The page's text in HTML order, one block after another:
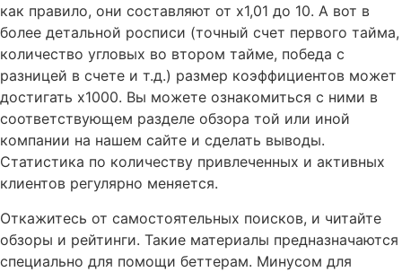
как правило, они составляют от х1,01 до 10. А вот в
более детальной росписи (точный счет первого тайма,
количество угловых во втором тайме, победа с
разницей в счете и т.д.) размер коэффициентов может
достигать х1000. Вы можете ознакомиться с ними в
соответствующем разделе обзора той или иной
компании на нашем сайте и сделать выводы.
Статистика по количеству привлеченных и активных
клиентов регулярно меняется.
Откажитесь от самостоятельных поисков, и читайте
обзоры и рейтинги. Такие материалы предназначаются
специально для помощи беттерам. Минусом для